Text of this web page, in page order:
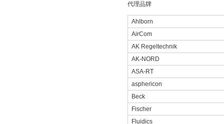
代理品牌
Ahlborn
AirCom
AK Regeltechnik
AK-NORD
ASA-RT
asphericon
Beck
Fischer
Fluidics